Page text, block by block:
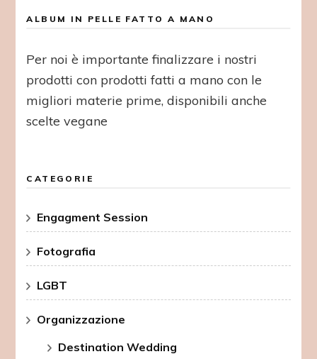
ALBUM IN PELLE FATTO A MANO
Per noi è importante finalizzare i nostri
prodotti con prodotti fatti a mano con le
migliori materie prime, disponibili anche
scelte vegane
CATEGORIE
Engagment Session
Fotografia
LGBT
Organizzazione
Destination Wedding